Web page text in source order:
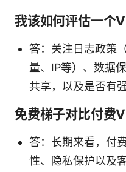
我该如何评估一个
答：关注日志政策
量、IP等）、数据
共享，以及是否有
免费梯子对比付费
答：长期来看，付
性、隐私保护以及